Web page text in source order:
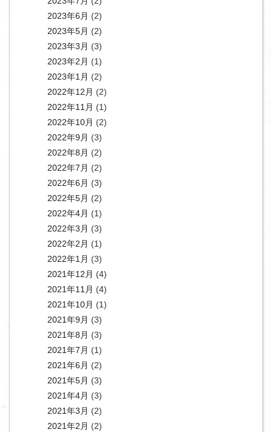
2023年6月 (2)
2023年5月 (2)
2023年3月 (3)
2023年2月 (1)
2023年1月 (2)
2022年12月 (2)
2022年11月 (1)
2022年10月 (2)
2022年9月 (3)
2022年8月 (2)
2022年7月 (2)
2022年6月 (3)
2022年5月 (2)
2022年4月 (1)
2022年3月 (3)
2022年2月 (1)
2022年1月 (3)
2021年12月 (4)
2021年11月 (4)
2021年10月 (1)
2021年9月 (3)
2021年8月 (3)
2021年7月 (1)
2021年6月 (2)
2021年5月 (3)
2021年4月 (3)
2021年3月 (2)
2021年2月 (2)